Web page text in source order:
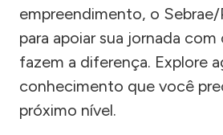
empreendimento, o Sebrae/
para apoiar sua jornada
fazem a diferença. Explore
conhecimento que você
próximo nível.